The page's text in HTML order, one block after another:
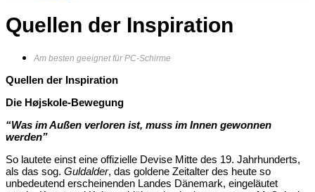
Quellen der Inspiration
Am besten geeignet für PC-Schirme
Quellen der Inspiration
Die Højskole-Bewegung
“Was im Außen verloren ist, muss im Innen gewonnen
werden”
So lautete einst eine offizielle Devise Mitte des 19. Jahrhunderts,
als das sog. Guldalder, das goldene Zeitalter des heute so
unbedeutend erscheinenden Landes Dänemark, eingeläutet